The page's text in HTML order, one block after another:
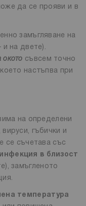
да се прояви и в
замъгляване на
на двете).
окото съвсем точно
настъпва при
на определени
гъбички и
се съчетава със
в близост
замъгленото
температура